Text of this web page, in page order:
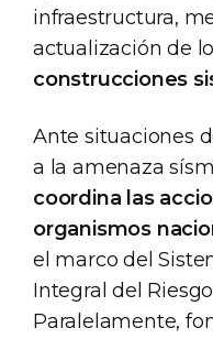
infraestructura,
actualización de
construcciones
Ante situaciones
a la amenaza
coordina las
organismos
el marco del
Integral del Riesgo
Paralelamente,